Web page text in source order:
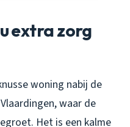
extra zorg
woning nabij de
waar de
Het is een kalme